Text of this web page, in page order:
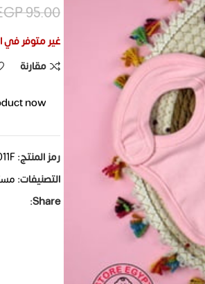
95.00
غير متوفر في
مقارنة
now!
رمز المنتج:
التصنيفات:
Share: